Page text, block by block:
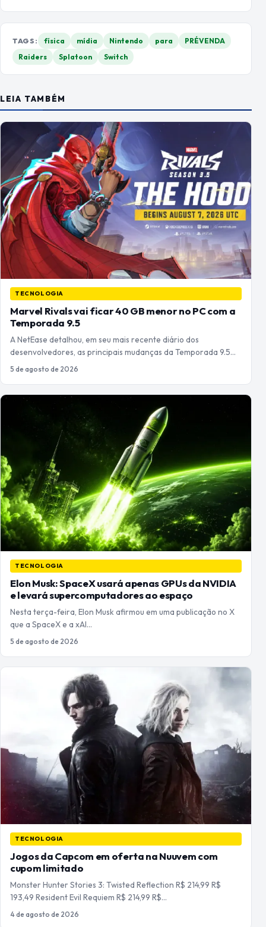
TAGS: física mídia Nintendo para
PRÉVENDA
Raiders
Splatoon Switch
LEIA TAMBÉM
TECNOLOGIA
Marvel Rivals vai ficar 40 GB menor no PC com a
Temporada 9.5
A NetEase detalhou, em seu mais recente diário dos
desenvolvedores, as principais mudanças da Temporada 9.5…
5 de agosto de 2026
TECNOLOGIA
Elon Musk: SpaceX usará apenas GPUs da NVIDIA
e levará supercomputadores ao espaço
Nesta terça-feira, Elon Musk afirmou em uma publicação no X
que a SpaceX e a xAI…
5 de agosto de 2026
TECNOLOGIA
Jogos da Capcom em oferta na Nuuvem com
cupom limitado
Monster Hunter Stories 3: Twisted Reflection R$ 214,99 R$
193,49 Resident Evil Requiem R$ 214,99 R$…
4 de agosto de 2026